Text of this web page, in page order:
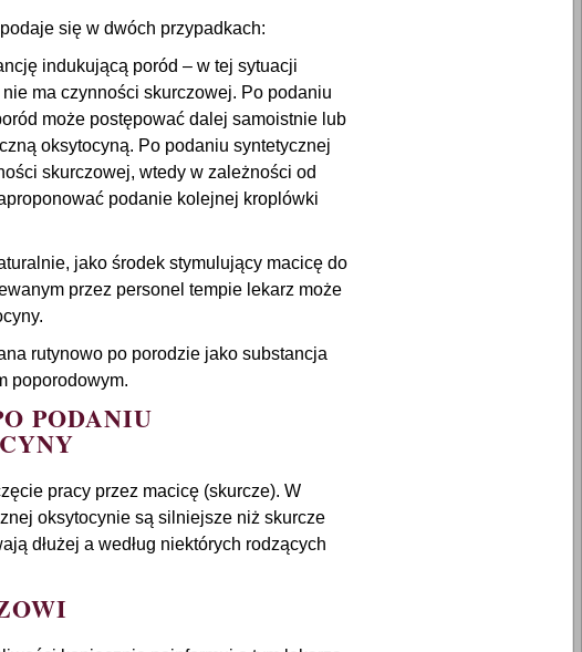
się w dwóch przypadkach:
indukującą poród – w tej sytuacji
ma czynności skurczowej. Po podaniu
może postępować dalej samoistnie lub
oksytocyną. Po podaniu syntetycznej
skurczowej, wtedy w zależności od
podanie kolejnej kroplówki
jako środek stymulujący macicę do
przez personel tempie lekarz może
rutynowo po porodzie jako substancja
poporodowym.
PODANIU
pracy przez macicę (skurcze). W
oksytocynie są silniejsze niż skurcze
dłużej a według niektórych rodzących